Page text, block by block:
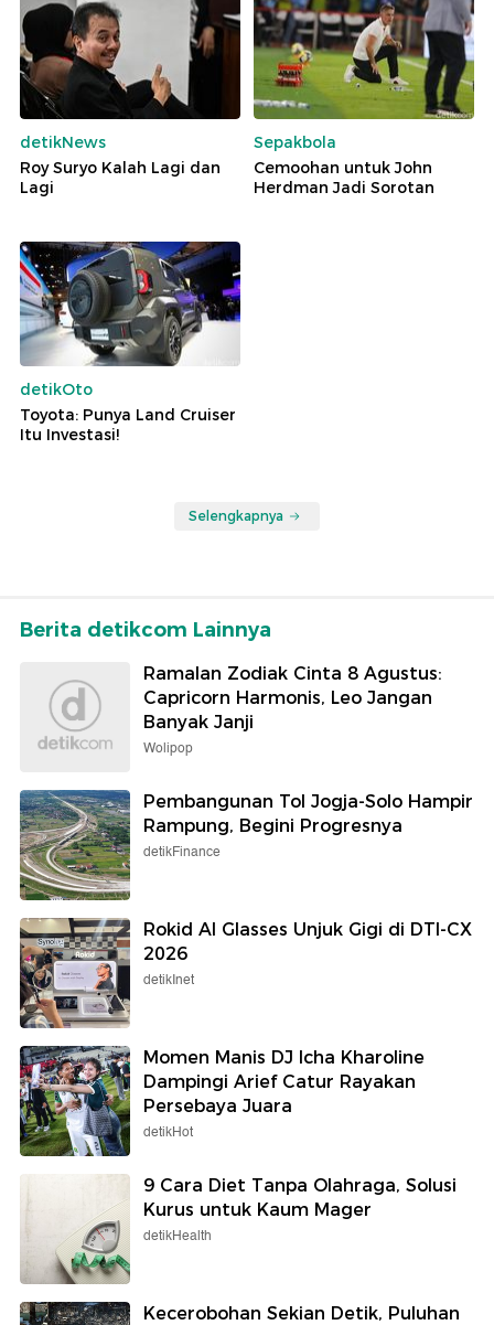
detikNews
Roy Suryo Kalah Lagi dan
Lagi
Sepakbola
Cemoohan untuk John
Herdman Jadi Sorotan
detikOto
Toyota: Punya Land Cruiser
Itu Investasi!
Selengkapnya
Berita detikcom Lainnya
Ramalan Zodiak Cinta 8 Agustus:
Capricorn Harmonis, Leo Jangan
Banyak Janji
Wolipop
Pembangunan Tol Jogja-Solo Hampir
Rampung, Begini Progresnya
detikFinance
Rokid AI Glasses Unjuk Gigi di DTI-CX
2026
detikInet
Momen Manis DJ Icha Kharoline
Dampingi Arief Catur Rayakan
Persebaya Juara
detikHot
9 Cara Diet Tanpa Olahraga, Solusi
Kurus untuk Kaum Mager
detikHealth
Kecerobohan Sekian Detik, Puluhan